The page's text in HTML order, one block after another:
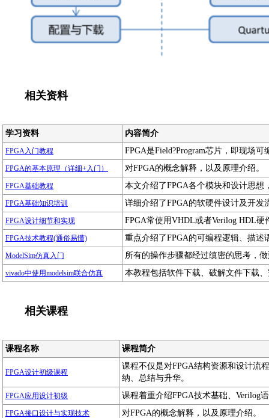
相关资料
学习资料 内容简介
FPGA入门教程 FPGA是Field?Program芯片，即现场
FPGA的基本原理（详细+入门） 对FPGA的概念解释，以及原理介绍。
FPGA基础教程 本文介绍了FPGA各个模块和设计思
FPGA基础知识培训 详细介绍了FPGA的软硬件设计及开发
FPGA设计细节和实现 FPGA常使用VHDL或者Verilog HDL
FPGA技术教程(通俗易懂) 重点介绍了FPGA的可编程逻辑、描述
ModelSim仿真入门 所有的操作步骤都经过缜密的思考，
vivado中使用modelsim联合仿真 本教程包括软件下载、破解文件下载
相关课程
课程名称 课程简介
FPGA设计初级课程
课程不仅是对FPGA结构资源和设计流
纳、总结与升华。
FPGA应用设计初级 课程着重介绍FPGA技术基础、Verilog
FPGA接口设计与实现技术 对FPGA的概念解释，以及原理介绍。